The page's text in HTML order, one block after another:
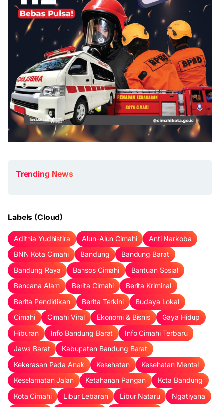
Trending News
Labels (Cloud)
Adithia Yudhistira Alun-Alun Cimahi
Anti Narkoba
BNN Kota Cimahi
Bandung
Bandung Barat
Bandung Raya
Bansos Cimahi
Bantuan Sosial
Bencana Alam
Berita Cimahi
Berita Kriminal
Berita Pendidikan
Berita Terkini
Budaya Lokal
Cimahi
Cimahi Viral Ekonomi & Bisnis
Gaya Hidup
Hiburan
Info Bandung Barat
Info Cimahi Terbaru
Jawa Barat
Kabupaten Bandung Barat
Kekerasan Pada Anak
Kesehatan
Kesehatan Mental
Keselamatan Jalan
Ketahanan Pangan
Kota Bandung
Kota Cimahi
Libur Lebaran Libur Nataru
Ngatiyana